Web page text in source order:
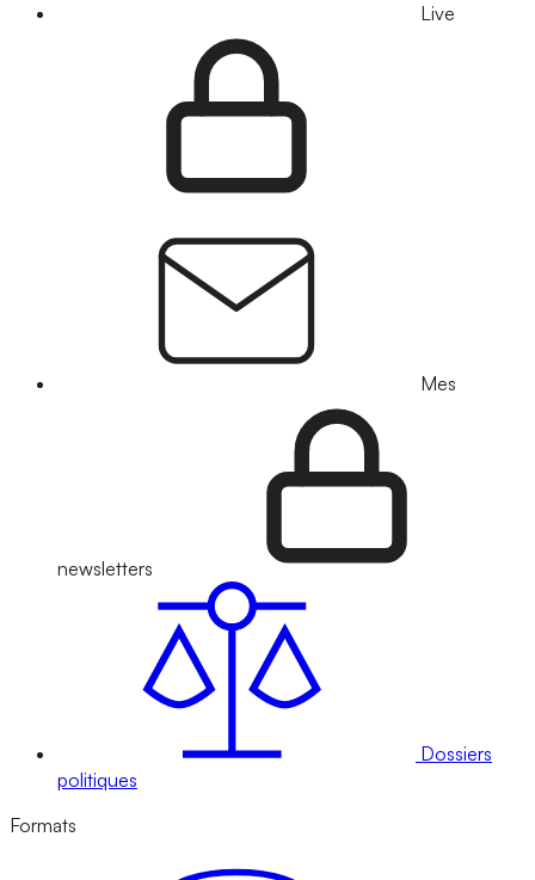
Live
Mes
newsletters
Dossiers
politiques
Formats